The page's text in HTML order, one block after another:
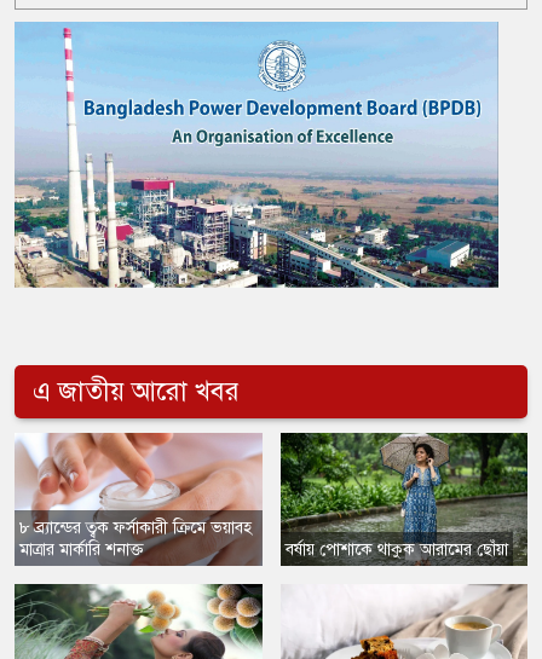
এ জাতীয় আরো খবর
৮ ব্র্যান্ডের ত্বক ফর্সাকারী ক্রিমে ভয়াবহ
মাত্রার মার্কারি শনাক্ত
বর্ষায় পোশাকে থাকুক আরামের ছোঁয়া